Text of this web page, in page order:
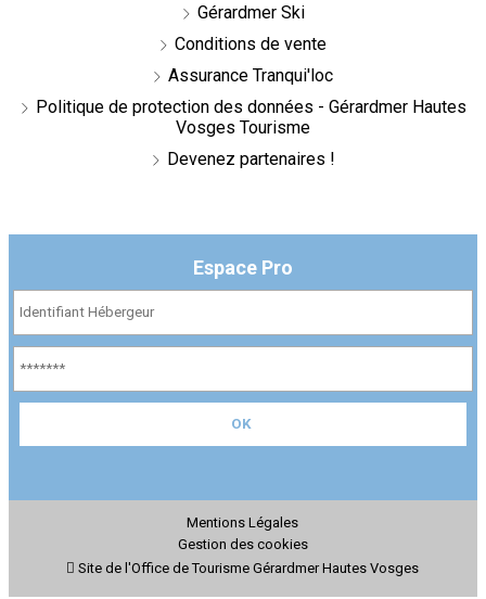
Gérardmer Ski
Conditions de vente
Assurance Tranqui'loc
Politique de protection des données - Gérardmer Hautes
Vosges Tourisme
Devenez partenaires !
Espace Pro
Mentions Légales
Gestion des cookies
Site de l'Office de Tourisme Gérardmer Hautes Vosges